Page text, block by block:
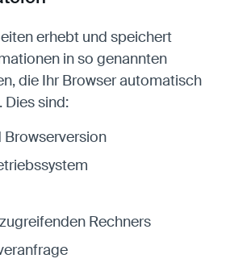
erhebt und speichert
in so genannten
die Ihr Browser automatisch
Dies sind:
Browserversion
Rechners